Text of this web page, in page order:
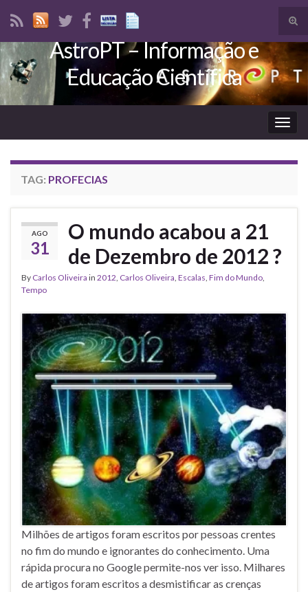
Search for:
AstroPT – Informação e
Educação Científica
TAG: PROFECIAS
AGO
31
O mundo acabou a 21
de Dezembro de 2012 ?
By Carlos Oliveira in 2012, Carlos Oliveira, Escalas, Fim do Mundo,
Tempo
Milhões de artigos foram escritos por pessoas crentes
no fim do mundo e ignorantes do conhecimento. Uma
rápida procura no Google permite-nos ver isso. Milhares
de artigos foram escritos a desmistificar as crenças